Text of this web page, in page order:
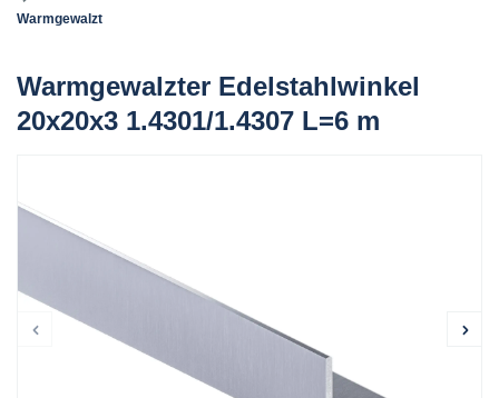
Warmgewalzt
Warmgewalzter Edelstahlwinkel
20x20x3 1.4301/1.4307 L=6 m